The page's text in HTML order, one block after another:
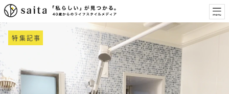
特集記事